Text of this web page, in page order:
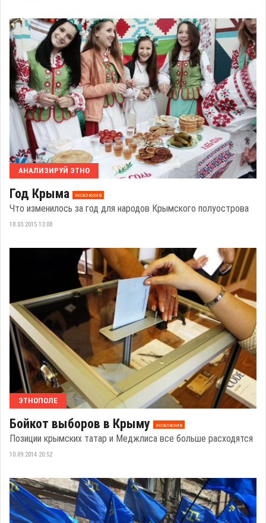
АНАЛИЗИРУЙ ЭТНО
Год Крыма эксклюзив
Что изменилось за год для народов Крымского полуострова
18.03.2015 13:08
ЭТНОПОЛЕ
Бойкот выборов в Крыму эксклюзив
Позиции крымских татар и Меджлиса все больше расходятся
10.09.2014 20:52